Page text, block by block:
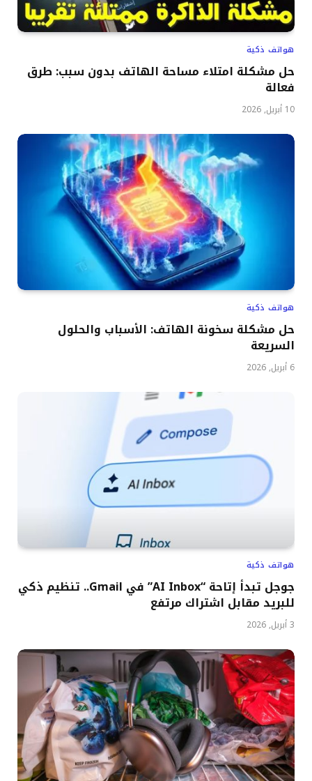
هواتف ذكية
حل مشكلة امتلاء مساحة الهاتف بدون سبب: طرق
فعالة
10 أبريل, 2026
هواتف ذكية
حل مشكلة سخونة الهاتف: الأسباب والحلول
السريعة
6 أبريل, 2026
هواتف ذكية
جوجل تبدأ إتاحة “AI Inbox” في Gmail.. تنظيم ذكي
للبريد مقابل اشتراك مرتفع
3 أبريل, 2026